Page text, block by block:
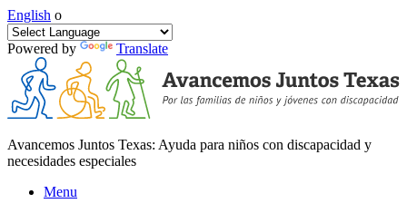
English o
Powered by Translate
Avancemos Juntos Texas: Ayuda para niños con discapacidad y
necesidades especiales
Menu